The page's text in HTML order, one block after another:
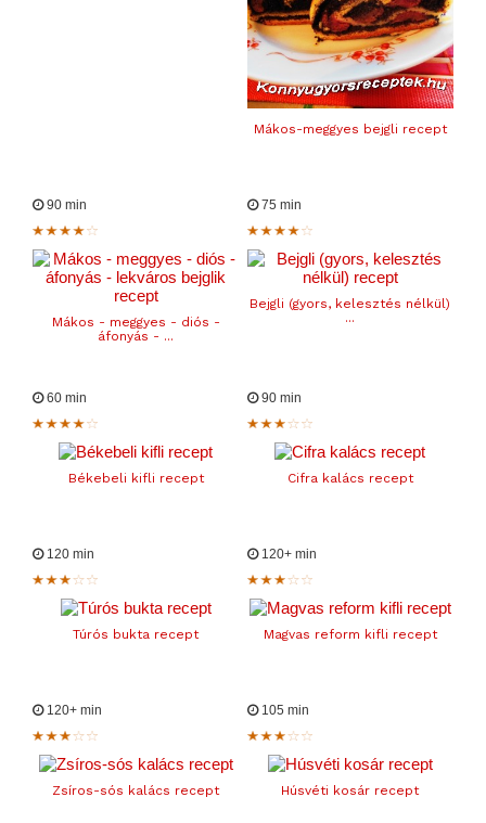
Mákos-meggyes bejgli recept
90 min
Mákos - meggyes - diós -
áfonyás - ...
75 min
Bejgli (gyors, kelesztés nélkül)
...
60 min
Békebeli kifli recept
90 min
Cifra kalács recept
120 min
Túrós bukta recept
120+ min
Magvas reform kifli recept
120+ min
Zsíros-sós kalács recept
105 min
Húsvéti kosár recept